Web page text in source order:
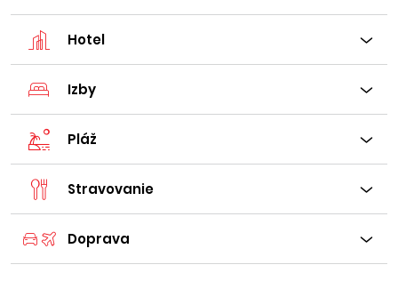
Hotel
Izby
Pláž
Stravovanie
Doprava